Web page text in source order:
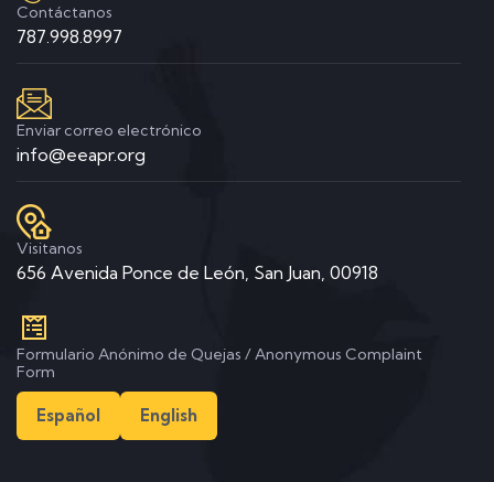
Contáctanos
787.998.8997
Enviar correo electrónico
info@eeapr.org
Visitanos
656 Avenida Ponce de León, San Juan, 00918
Formulario Anónimo de Quejas / Anonymous Complaint
Form
Español English